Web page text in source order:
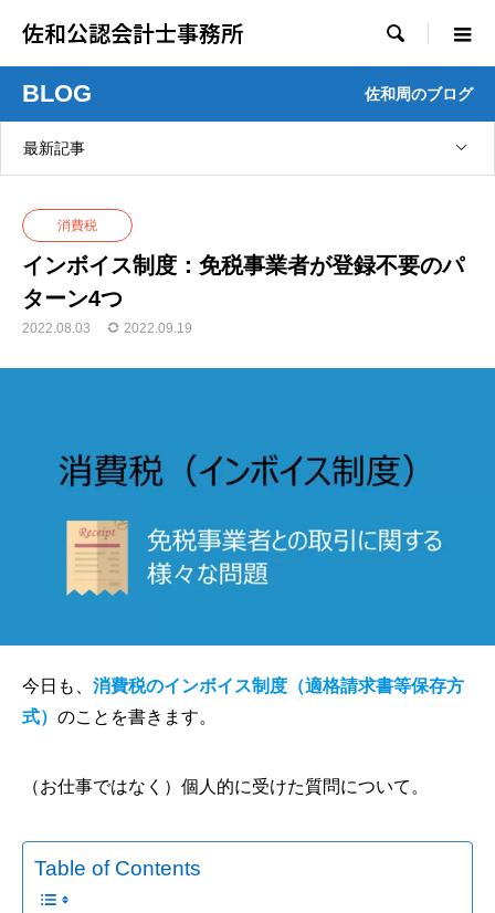
佐和公認会計士事務所 
BLOG 佐和周のブログ
最新記事
消費税
インボイス制度：免税事業者が登録不要のパ
ターン4つ
2022.08.03 2022.09.19
今日も、 消費税のインボイス制度（適格請求書等保存方
式） のことを書きます。
（お仕事ではなく）個人的に受けた質問について。
Table of Contents